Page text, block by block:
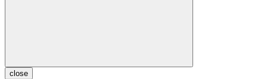
close